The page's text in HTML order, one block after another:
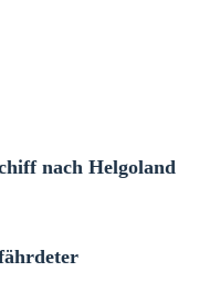
nach Helgoland